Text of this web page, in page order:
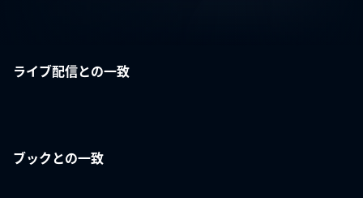
ライブ配信との一致
ブックとの一致